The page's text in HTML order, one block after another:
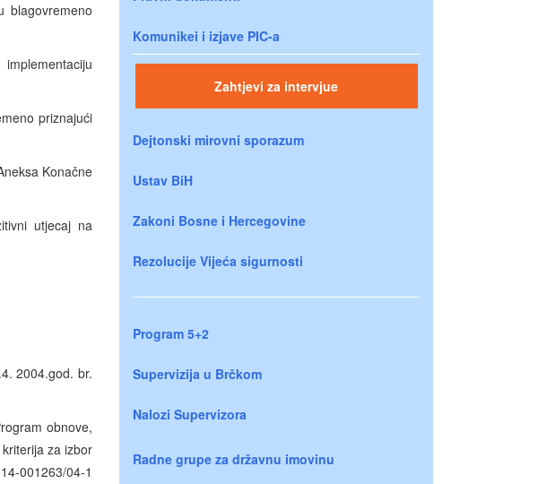
blagovremeno
priznajući
Konačne
utjecaj na
2004.god. br.
obnove,
za izbor
001263/04-1
Komunikei i izjave PIC-a
Zahtjevi za intervjue
Dejtonski mirovni sporazum
Ustav BiH
Zakoni Bosne i Hercegovine
Rezolucije Vijeća sigurnosti
Program 5+2
Supervizija u Brčkom
Nalozi Supervizora
Radne grupe za državnu imovinu